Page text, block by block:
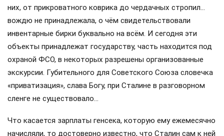
них, от прикроватного коврика до чердачных стропил…
вождю не принадлежала, о чём свидетельствовали
инвентарные бирки буквально на всём. И сегодня эти
объекты принадлежат государству, часть находится под
охраной ФСО, в некоторых разрешены организованные
экскурсии. Губительного для Советского Союза словечка
«приватизация», слава Богу, при Сталине в разговорном
сленге не существовало…
Что касается зарплаты генсека, которую ему ежемесячно
начисляли, то достоверно известно, что Сталин сам к ней